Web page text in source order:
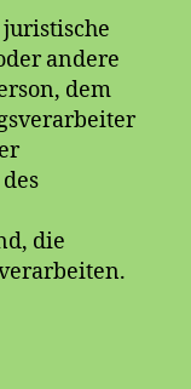
andere
dem
die